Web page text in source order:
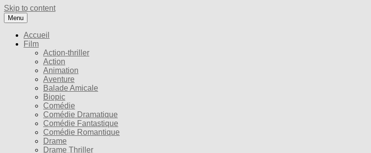
Skip to content
Menu
Accueil
Film
Action-thriller
Action
Animation
Aventure
Balade Amicale
Biopic
Comédie
Comédie Dramatique
Comédie Fantastique
Comédie Romantique
Drame
Drame Thriller